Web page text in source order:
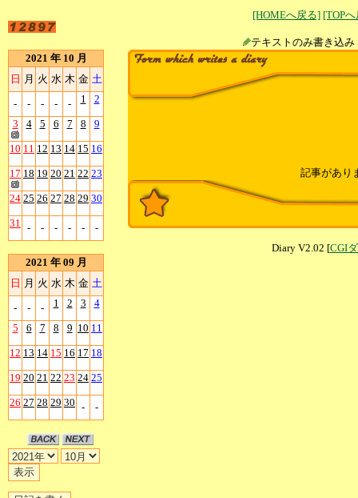
[HOMEへ戻る] [TOP
テキストのみ書
2021 年 10 月
日 月 火 水 木 金 土
- - - - - 1 2
3 4 5 6 7 8 9
10 11 12 13 14 15 16
17 18 19 20 21 22 23
24 25 26 27 28 29 30
31 - - - - - -
2021 年 09 月
日 月 火 水 木 金 土
- - - 1 2 3 4
5 6 7 8 9 10 11
12 13 14 15 16 17 18
19 20 21 22 23 24 25
26 27 28 29 30 - -
記事があり
Diary V2.02 [CGI